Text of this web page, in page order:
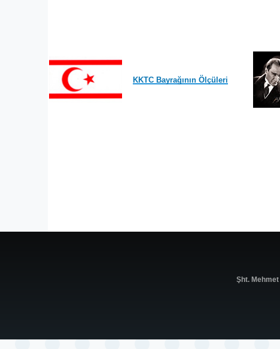
KKTC Bayrağının Ölçüleri
Şht.